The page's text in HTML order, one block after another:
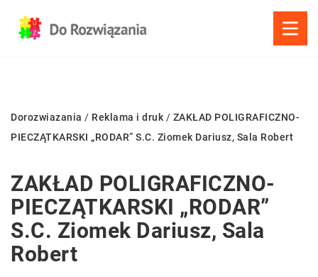
Dorozwiazania / Reklama i druk / ZAKŁAD POLIGRAFICZNO-
PIECZĄTKARSKI „RODAR” S.C. Ziomek Dariusz, Sala Robert
ZAKŁAD POLIGRAFICZNO-
PIECZĄTKARSKI „RODAR”
S.C. Ziomek Dariusz, Sala
Robert